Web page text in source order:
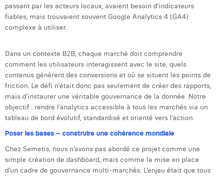
Hanne Van Loock
Janne Beke
Justine Cremer
Laura Rooseleer
Laura Verhelst
Linda Kraim
passant par les acteurs locaux, avaient besoin d’indicateurs
fiables, mais trouvaient souvent Google Analytics 4 (GA4)
complexe à utiliser.
Dans un contexte B2B, chaque marché doit comprendre
comment les utilisateurs interagissent avec le site, quels
contenus génèrent des conversions et où se situent les points de
friction. Le défi n’était donc pas seulement de créer des rapports,
mais d’instaurer une véritable gouvernance de la donnée. Notre
objectif : rendre l’analytics accessible à tous les marchés via un
tableau de bord évolutif, standardisé et orienté vers l’action.
Poser les bases – construire une cohérence mondiale
Chez Semetis, nous n’avons pas abordé ce projet comme une
simple création de dashboard, mais comme la mise en place
d’un cadre de gouvernance multi-marchés. L’enjeu était que tous